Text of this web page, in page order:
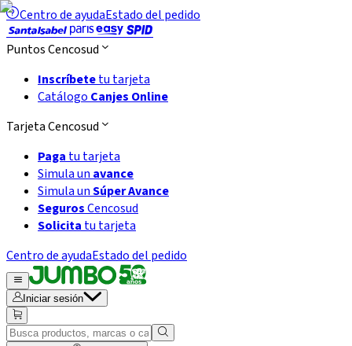
Centro de ayudaEstado del pedido
Puntos Cencosud
Inscríbetetu tarjeta
Catálogo Canjes Online
Tarjeta Cencosud
Paga tu tarjeta
Simula un avance
Simula unSúper Avance
SegurosCencosud
Solicita tu tarjeta
Centro de ayudaEstado del pedido
Iniciar sesión